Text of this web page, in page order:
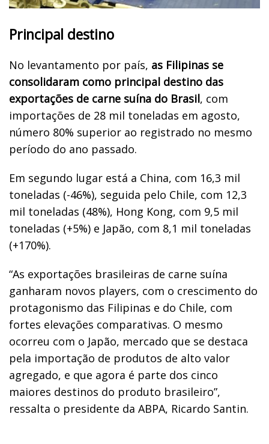
Principal destino
No levantamento por país, as Filipinas se
consolidaram como principal destino das
exportações de carne suína do Brasil, com
importações de 28 mil toneladas em agosto,
número 80% superior ao registrado no mesmo
período do ano passado.
Em segundo lugar está a China, com 16,3 mil
toneladas (-46%), seguida pelo Chile, com 12,3
mil toneladas (48%), Hong Kong, com 9,5 mil
toneladas (+5%) e Japão, com 8,1 mil toneladas
(+170%).
“As exportações brasileiras de carne suína
ganharam novos players, com o crescimento do
protagonismo das Filipinas e do Chile, com
fortes elevações comparativas. O mesmo
ocorreu com o Japão, mercado que se destaca
pela importação de produtos de alto valor
agregado, e que agora é parte dos cinco
maiores destinos do produto brasileiro”,
ressalta o presidente da ABPA, Ricardo Santin.